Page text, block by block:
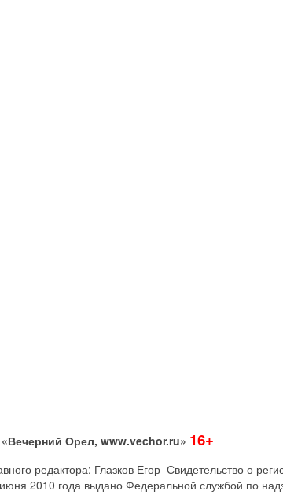
Орел, www.vechor.ru» 16+
редактора: Глазков Егор Свидетельство о
2010 года выдано Федеральной службой по